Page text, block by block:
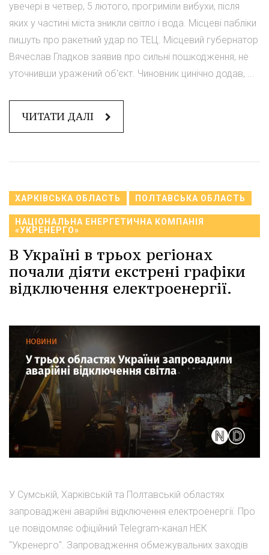
увечері в четвер, 5 лютого, прогриміли вибухи, після
яких у частині міста зникли світло і вода. Місцеві пабліки
пишуть про ракетний удар по ТЕЦ. Місцевий губернатор
Вячеслав Гладков заявив про сильні пошкодження, не
уточнивши уражений об'єкт. Чиновник цинічно додав, ...
ЧИТАТИ ДАЛІ
ХАРКІВСЬКА ОБЛАСТЬ ПОЛТАВСЬКА ОБЛАСТЬ
НАЦІОНАЛЬНА ЕНЕРГЕТИЧНА КОМПАНІЯ
«УКРЕНЕРГО»
В Україні в трьох регіонах
почали діяти екстрені графіки
відключення електроенергії.
У Сумській, Харківській та Полтавській областях
запроваджені аварійні відключення електроенергії. Про
це повідомляє офіційний Telegram-канал НЕК
"Укренерго". Запровадження обмежувальних заходів